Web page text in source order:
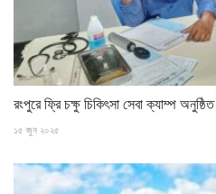
রংপুরে ফ্রি চক্ষু চিকিৎসা সেবা ক্যাম্প অনুষ্ঠিত
১৫ জুন ২০২৫